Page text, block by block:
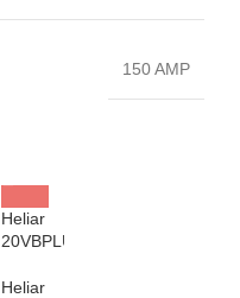
150 AMP
Heliar
20VBPLUS
Heliar